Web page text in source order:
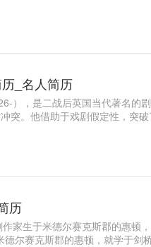
_名人简历
），是二战后英国当代著名
突。他借助于戏剧假定性，突
历
家生于米德尔赛克斯郡的惠顿
尔赛克斯郡的惠顿，就学于剑